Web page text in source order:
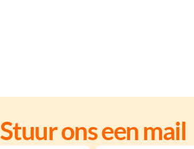
Stuur ons een mail